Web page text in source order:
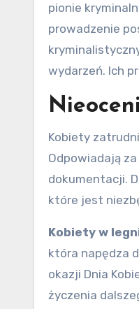
pionie
prowadzenie
wydarzeń. Ich
Kobiety
Odpowiadają
dokumentacji.
które jest
Kobiety w
która napędza
okazji Dnia
życzenia